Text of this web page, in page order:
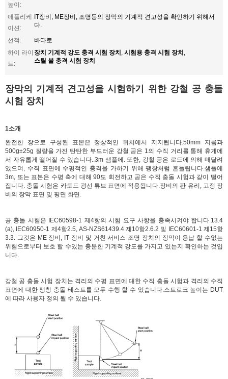
높이:
애플리케
이션:
IT장비, ME장비, 조명등의 장막의 기계적 견고성을 확인하기 위해서
다.
선적:
바다로
하이 라이
트:
장치 기계적 강도 충격 시험 장치, 시험용 충격 시험 장치,
스틸 볼 충격 시험 장치
장막의 기계적 견고성을 시험하기 위한 강철 공 충돌
시험 장치
1소개
완전한 장으로 구성된 표본은 정상적인 위치에서 지지됩니다.50mm 지름과
500g±25g 질량을 가진 탄탄한 부드러운 강철 공은 1의 수직 거리를 통해 휴게에
서 자유롭게 떨어질 수 있습니다..3m 샘플에. 또한, 강철 공은 로드에 의해 매달려
있으며, 수직 표면에 수평적인 충격을 가하기 위해 팽창처럼 흔들립니다.샘플에
3m, 또는 표본은 수평 축에 대해 90도 회전하고 공은 수직 충돌 시험과 같이 떨어
집니다. 충돌 시험은 카토드 광선 튜브 표면에 적용됩니다.장비의 판 유리, 고정 장
비의 장막 표면 및 평면 화면.
공 충돌 시험은 IEC60598-1 제4항의 시험 요구 사항을 충족시켜야 합니다.13.4
(a), IEC60950-1 제4항2.5, AS-NZS61439.4 제10항2.6.2 및 IEC60601-1 제15항
3.3. 그것은 ME 장비, IT 장비 및 거친 서비스 조명 장치의 장막이 용납 할 수없는
위험으로부터 보호 할 수있는 충분한 기계적 강도를 가지고 있는지 확인하는 것입
니다.
강철 공 충돌 시험 장치는 격리의 수평 표면에 대한 수직 충돌 시험과 격리의 수직
표면에 대한 팽창 충돌 테스트를 모두 수행 할 수 있습니다.스트로크 높이는 DUT
에 따라 사용자 정의 될 수 있습니다.